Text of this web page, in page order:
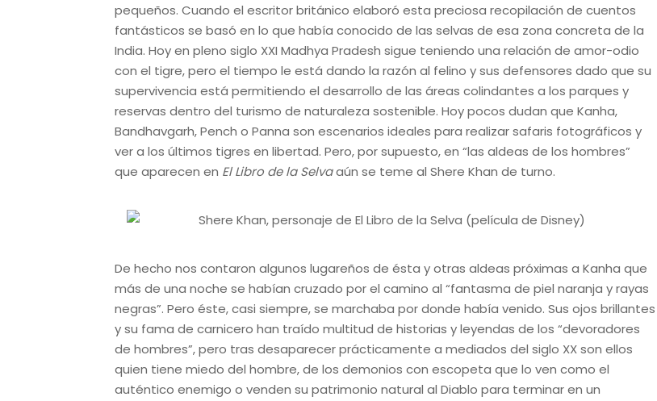
pequeños. Cuando el escritor británico elaboró esta preciosa recopilación de cuentos
fantásticos se basó en lo que había conocido de las selvas de esa zona concreta de la
India. Hoy en pleno siglo XXI Madhya Pradesh sigue teniendo una relación de amor-odio
con el tigre, pero el tiempo le está dando la razón al felino y sus defensores dado que su
supervivencia está permitiendo el desarrollo de las áreas colindantes a los parques y
reservas dentro del turismo de naturaleza sostenible. Hoy pocos dudan que Kanha,
Bandhavgarh, Pench o Panna son escenarios ideales para realizar safaris fotográficos y
ver a los últimos tigres en libertad. Pero, por supuesto, en “las aldeas de los hombres”
que aparecen en El Libro de la Selvaaún se teme al Shere Khan de turno.
De hecho nos contaron algunos lugareños de ésta y otras aldeas próximas a Kanha que
más de una noche se habían cruzado por el camino al “fantasma de piel naranja y rayas
negras”. Pero éste, casi siempre, se marchaba por donde había venido. Sus ojos brillantes
y su fama de carnicero han traído multitud de historias y leyendas de los “devoradores
de hombres”, pero tras desaparecer prácticamente a mediados del siglo XX son ellos
quien tiene miedo del hombre, de los demonios con escopeta que lo ven como el
auténtico enemigo o venden su patrimonio natural al Diablo para terminar en un